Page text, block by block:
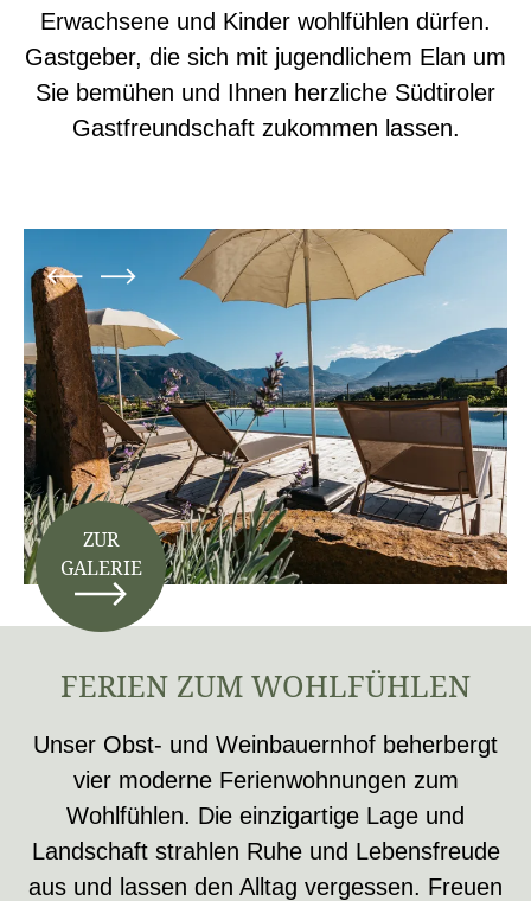
Erwachsene und Kinder wohlfühlen dürfen.
Gastgeber, die sich mit jugendlichem Elan um
Sie bemühen und Ihnen herzliche Südtiroler
Gastfreundschaft zukommen lassen.
ZUR
GALERIE
FERIEN ZUM WOHLFÜHLEN
Unser Obst- und Weinbauernhof beherbergt
vier moderne Ferienwohnungen zum
Wohlfühlen. Die einzigartige Lage und
Landschaft strahlen Ruhe und Lebensfreude
aus und lassen den Alltag vergessen. Freuen